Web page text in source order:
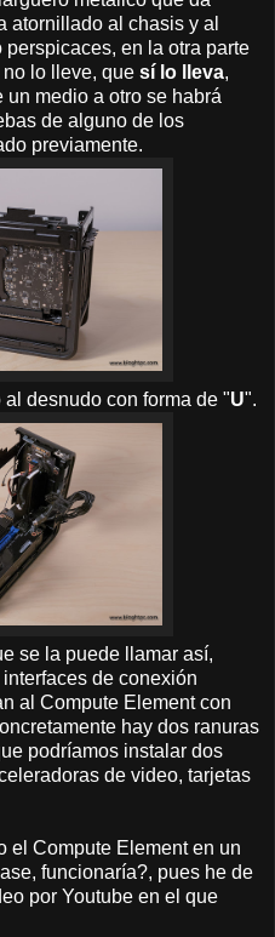
atornillado al chasis y al
en la otra parte
lo lleve, que sí lo lleva,
medio a otro se habrá
de alguno de los
previamente.
desnudo con forma de "U".
se la puede llamar así,
de conexión
al Compute Element con
hay dos ranuras
podríamos instalar dos
de video, tarjetas
el Compute Element en un
funcionaría?, pues he de
por Youtube en el que